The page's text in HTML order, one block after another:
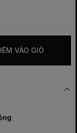
VÀO GIỎ